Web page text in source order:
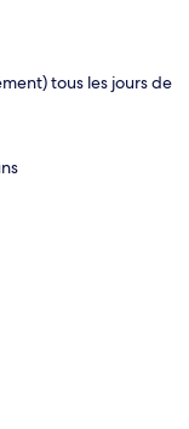
tous les jours de